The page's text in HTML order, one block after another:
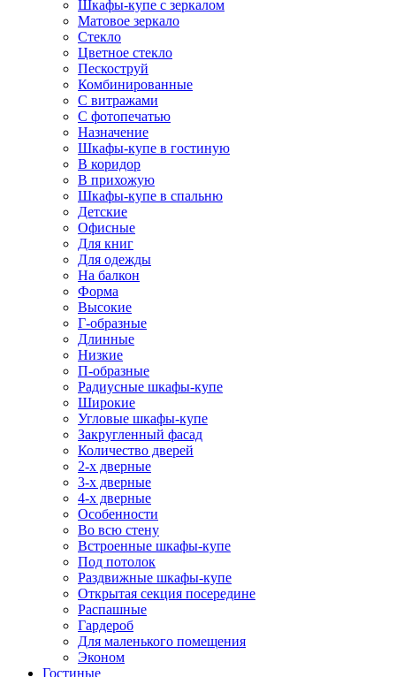
Шкафы-купе с зеркалом
Матовое зеркало
Стекло
Цветное стекло
Пескоструй
Комбинированные
С витражами
С фотопечатью
Назначение
Шкафы-купе в гостиную
В коридор
В прихожую
Шкафы-купе в спальню
Детские
Офисные
Для книг
Для одежды
На балкон
Форма
Высокие
Г-образные
Длинные
Низкие
П-образные
Радиусные шкафы-купе
Широкие
Угловые шкафы-купе
Закругленный фасад
Количество дверей
2-х дверные
3-х дверные
4-х дверные
Особенности
Во всю стену
Встроенные шкафы-купе
Под потолок
Раздвижные шкафы-купе
Открытая секция посередине
Распашные
Гардероб
Для маленького помещения
Эконом
Гостиные